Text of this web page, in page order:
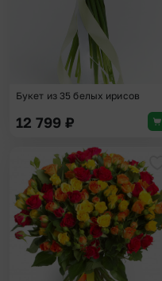
Букет из 35 белых ирисов
12 799 ₽